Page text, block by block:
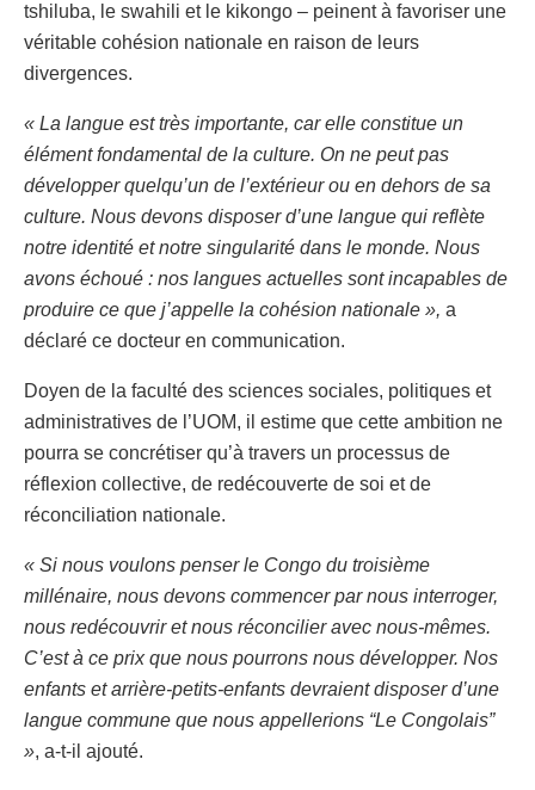
tshiluba, le swahili et le kikongo – peinent à favoriser une
véritable cohésion nationale en raison de leurs
divergences.
« La langue est très importante, car elle constitue un
élément fondamental de la culture. On ne peut pas
développer quelqu’un de l’extérieur ou en dehors de sa
culture. Nous devons disposer d’une langue qui reflète
notre identité et notre singularité dans le monde. Nous
avons échoué : nos langues actuelles sont incapables de
produire ce que j’appelle la cohésion nationale », a
déclaré ce docteur en communication.
Doyen de la faculté des sciences sociales, politiques et
administratives de l’UOM, il estime que cette ambition ne
pourra se concrétiser qu’à travers un processus de
réflexion collective, de redécouverte de soi et de
réconciliation nationale.
« Si nous voulons penser le Congo du troisième
millénaire, nous devons commencer par nous interroger,
nous redécouvrir et nous réconcilier avec nous-mêmes.
C’est à ce prix que nous pourrons nous développer. Nos
enfants et arrière-petits-enfants devraient disposer d’une
langue commune que nous appellerions “Le Congolais”
», a-t-il ajouté.